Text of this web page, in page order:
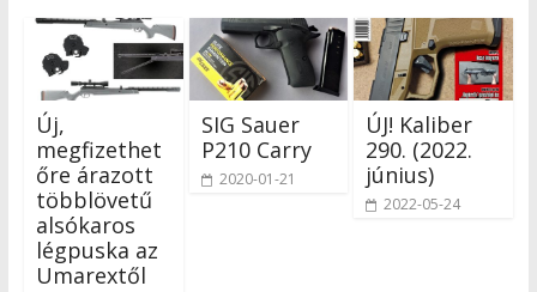
Új,
megfizethet
őre árazott
többlövetű
alsókaros
légpuska az
Umarextől
SIG Sauer
P210 Carry
2020-01-21
ÚJ! Kaliber
290. (2022.
június)
2022-05-24